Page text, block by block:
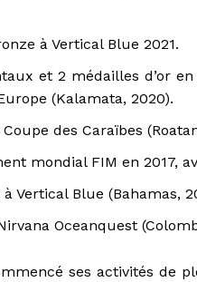
à Vertical Blue 2021.
et 2 médailles d’or
(Kalamata, 2020).
des Caraïbes
mondial FIM en 2017,
Vertical Blue (Bahamas,
Oceanquest
ses activités de